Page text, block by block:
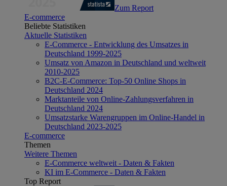
Zum Report
E-commerce
Beliebte Statistiken
Aktuelle Statistiken
E-Commerce - Entwicklung des Umsatzes in
Deutschland 1999-2025
Umsatz von Amazon in Deutschland und weltweit
2010-2025
B2C-E-Commerce: Top-50 Online Shops in
Deutschland 2024
Marktanteile von Online-Zahlungsverfahren in
Deutschland 2024
Umsatzstarke Warengruppen im Online-Handel in
Deutschland 2023-2025
E-commerce
Themen
Weitere Themen
E-Commerce weltweit - Daten & Fakten
KI im E-Commerce - Daten & Fakten
Top Report